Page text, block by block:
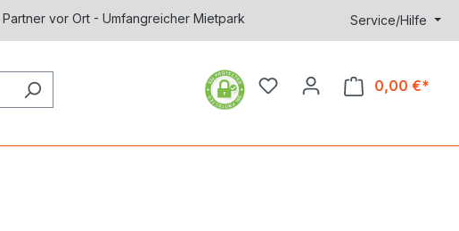
vor Ort - Umfangreicher Mietpark Service/Hilfe
0,00 €*